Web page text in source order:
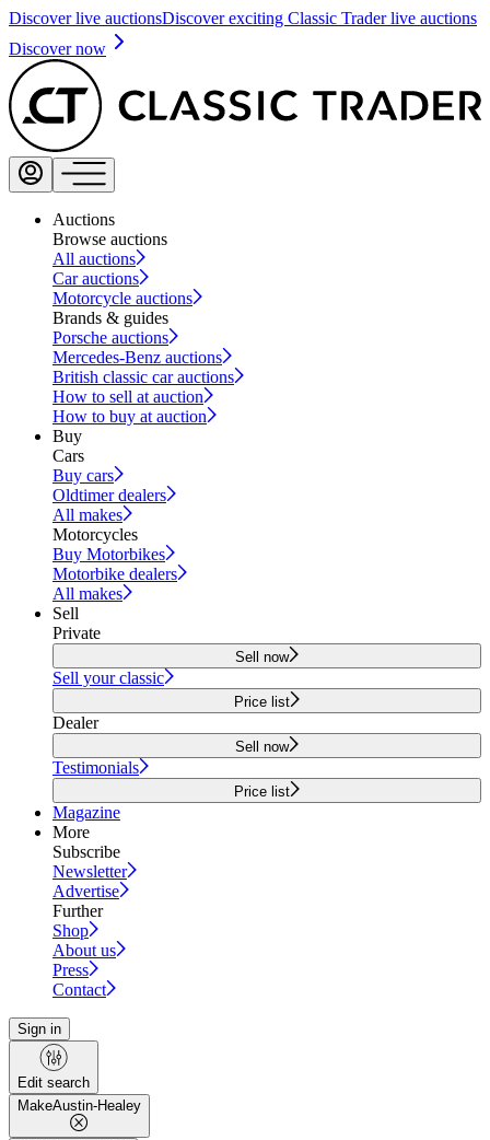
Discover live auctionsDiscover exciting Classic Trader live auctions
Discover now
Auctions
Browse auctions
All auctions
Car auctions
Motorcycle auctions
Brands & guides
Porsche auctions
Mercedes-Benz auctions
British classic car auctions
How to sell at auction
How to buy at auction
Buy
Cars
Buy cars
Oldtimer dealers
All makes
Motorcycles
Buy Motorbikes
Motorbike dealers
All makes
Sell
Private
Sell now
Sell your classic
Price list
Dealer
Sell now
Testimonials
Price list
Magazine
More
Subscribe
Newsletter
Advertise
Further
Shop
About us
Press
Contact
Sign in
Edit search
MakeAustin-Healey